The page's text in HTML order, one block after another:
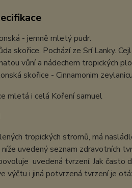
- jemně mletý pudr.
skořice. Pochází ze Srí Lanky.
vůní a nádechem tropických
skořice - Cinnamonim
tropických stromů, má
níže uvedený seznam zdravotních
uvedená tvrzení. Jak často
výčtu i jiná potvrzená tvrzení je